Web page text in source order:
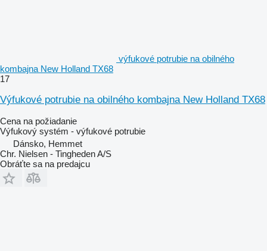
výfukové potrubie na obilného
kombajna New Holland TX68
17
Výfukové potrubie na obilného kombajna New Holland TX68
Cena na požiadanie
Výfukový systém - výfukové potrubie
Dánsko, Hemmet
Chr. Nielsen - Tingheden A/S
Obráťte sa na predajcu